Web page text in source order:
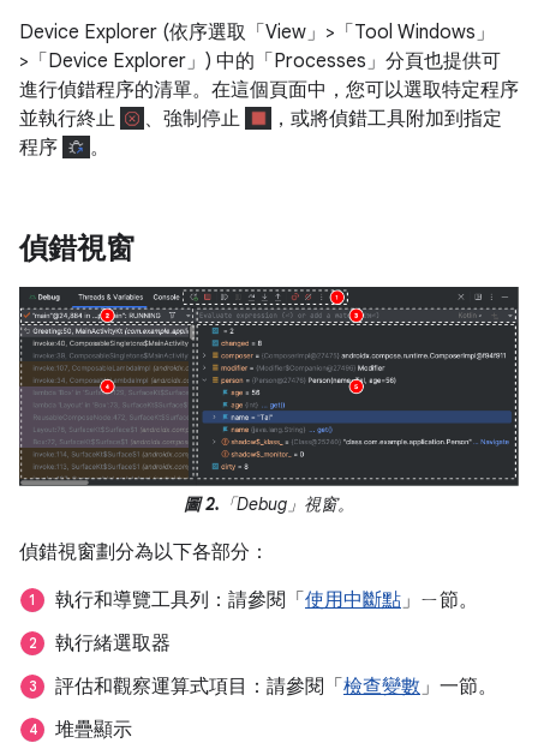
Device Explorer (依序選取「View」>「Tool Windows」
>「Device Explorer」 ) 中的「Processes」 分頁也提供可
進行偵錯程序的清單。在這個頁面中，您可以選取特定程序
並執行終止
、強制停止
，或將偵錯工具附加到指定
程序
。
偵錯視窗
圖 2. 「Debug」視窗。
偵錯視窗劃分為以下各部分：
執行和導覽工具列：請參閱「使用中斷點 」ㄧ節。
執行緒選取器
評估和觀察運算式項目：請參閱「檢查變數 」一節。
堆疊顯示